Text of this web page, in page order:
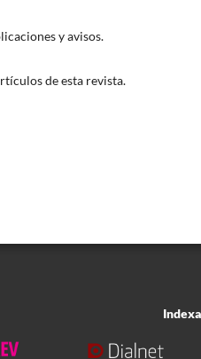
y avisos.
de esta revista.